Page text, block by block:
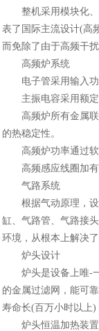
整机采用模块化、
表了国际主流设计(高
而免除了由于高频干
高频炉系统
电子管采用输入功
主振电容采用额定
高频炉所有金属联
的热稳定性。
高频炉功率通过软
高频感应线圈加有
气路系统
根据气动原理，设
缸、气路管、气路接
环境，从根本上解决
炉头设计
炉头是设备上唯-一
的金属过滤网，能可
寿命长(百万小时以上)
炉头恒温加热装置